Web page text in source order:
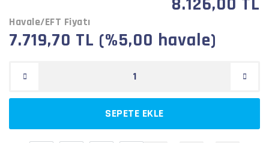
Havale/EFT Fiyatı
7.719,70 TL (%5,00 havale)
SEPETE EKLE